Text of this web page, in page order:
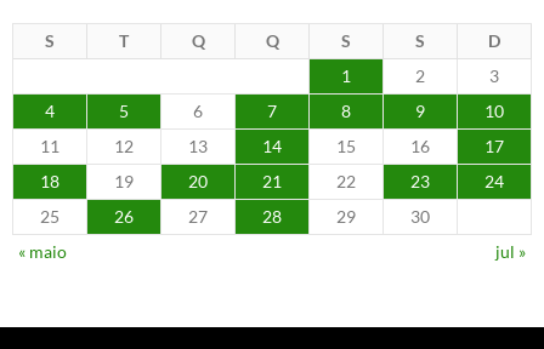
S T Q Q S S
D
1
2
3
4
5 6 7 8 9
10
11
12 13 14 15 16
17
18
19 20 21 22 23
24
25
26 27 28 29
30
« maio
jul »